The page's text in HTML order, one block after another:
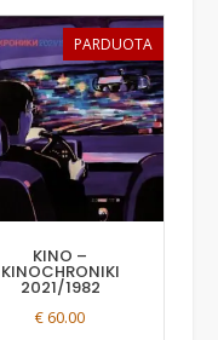
PARDUOTA
KINO –
KINOCHRONIKI
2021/1982
€60.00